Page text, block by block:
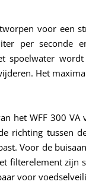
voor een
per seconde
spoelwater
Het
het WFF 300
richting tussen
Voor de
filterelement zijn
voor